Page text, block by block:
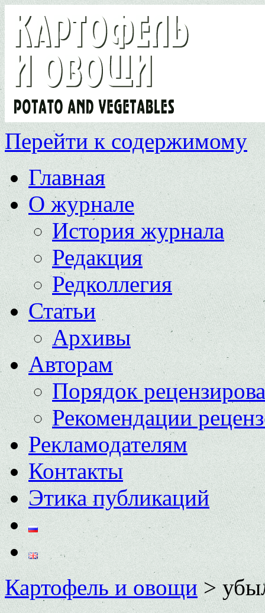
Перейти к содержимому
Главная
О журнале
История журнала
Редакция
Редколлегия
Статьи
Архивы
Авторам
Порядок
Рекомендации
Рекламодателям
Контакты
Этика публикаций
Картофель и овощи>